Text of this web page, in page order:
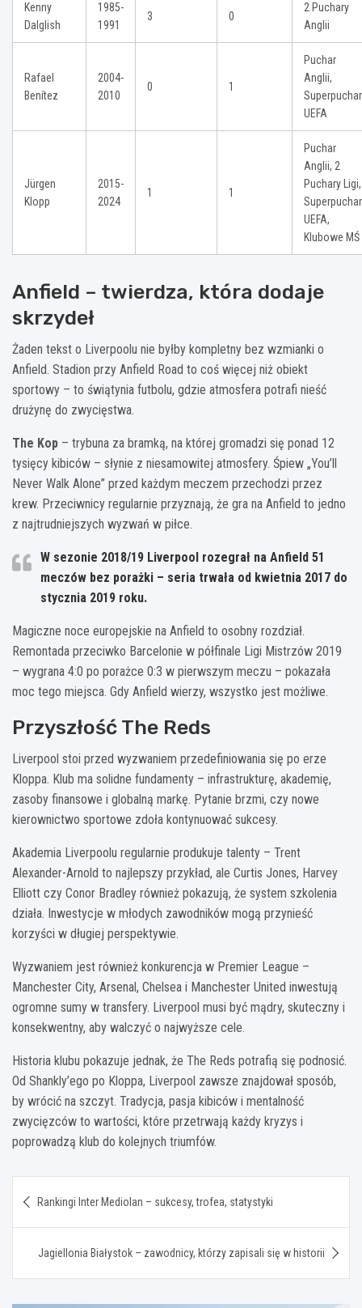
Kenny
Dalglish
1985-
1991
3 0
2 Puchary
Anglii
Rafael
Benítez
2004-
2010
0 1
Puchar
Anglii,
Superpuchar
UEFA
Jürgen
Klopp
2015-
2024
1 1
Puchar
Anglii, 2
Puchary Ligi,
Superpuchar
UEFA,
Klubowe MŚ
Anfield – twierdza, która dodaje
skrzydeł
Żaden tekst o Liverpoolu nie byłby kompletny bez wzmianki o
Anfield. Stadion przy Anfield Road to coś więcej niż obiekt
sportowy – to świątynia futbolu, gdzie atmosfera potrafi nieść
drużynę do zwycięstwa.
The Kop – trybuna za bramką, na której gromadzi się ponad 12
tysięcy kibiców – słynie z niesamowitej atmosfery. Śpiew „You’ll
Never Walk Alone” przed każdym meczem przechodzi przez
krew. Przeciwnicy regularnie przyznają, że gra na Anfield to jedno
z najtrudniejszych wyzwań w piłce.
W sezonie 2018/19 Liverpool rozegrał na Anfield 51
meczów bez porażki – seria trwała od kwietnia 2017 do
stycznia 2019 roku.
Magiczne noce europejskie na Anfield to osobny rozdział.
Remontada przeciwko Barcelonie w półfinale Ligi Mistrzów 2019
– wygrana 4:0 po porażce 0:3 w pierwszym meczu – pokazała
moc tego miejsca. Gdy Anfield wierzy, wszystko jest możliwe.
Przyszłość The Reds
Liverpool stoi przed wyzwaniem przedefiniowania się po erze
Kloppa. Klub ma solidne fundamenty – infrastrukturę, akademię,
zasoby finansowe i globalną markę. Pytanie brzmi, czy nowe
kierownictwo sportowe zdoła kontynuować sukcesy.
Akademia Liverpoolu regularnie produkuje talenty – Trent
Alexander-Arnold to najlepszy przykład, ale Curtis Jones, Harvey
Elliott czy Conor Bradley również pokazują, że system szkolenia
działa. Inwestycje w młodych zawodników mogą przynieść
korzyści w długiej perspektywie.
Wyzwaniem jest również konkurencja w Premier League –
Manchester City, Arsenal, Chelsea i Manchester United inwestują
ogromne sumy w transfery. Liverpool musi być mądry, skuteczny i
konsekwentny, aby walczyć o najwyższe cele.
Historia klubu pokazuje jednak, że The Reds potrafią się podnosić.
Od Shankly’ego po Kloppa, Liverpool zawsze znajdował sposób,
by wrócić na szczyt. Tradycja, pasja kibiców i mentalność
zwycięzców to wartości, które przetrwają każdy kryzys i
poprowadzą klub do kolejnych triumfów.
wpisu
Rankingi Inter Mediolan – sukcesy, trofea, statystyki
Jagiellonia Białystok – zawodnicy, którzy zapisali się w historii